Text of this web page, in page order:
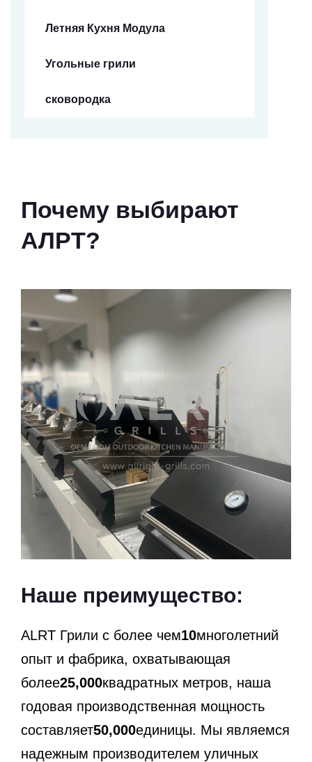
Летняя Кухня Модула
Угольные грили
сковородка
Почему выбирают
АЛРТ?
Наше преимущество:
ALRT Грили с более чем10многолетний
опыт и фабрика, охватывающая
более25,000квадратных метров, наша
годовая производственная мощность
составляет50,000единицы. Мы являемся
надежным производителем уличных